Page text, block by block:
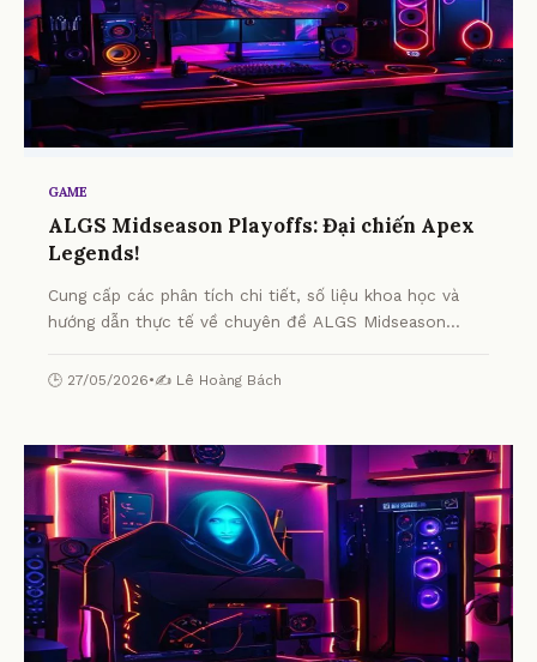
GAME
ALGS Midseason Playoffs: Đại chiến Apex
Legends!
Cung cấp các phân tích chi tiết, số liệu khoa học và
hướng dẫn thực tế về chuyên đề ALGS Midseason
🕒 27/05/2026•✍️ Lê Hoàng Bách